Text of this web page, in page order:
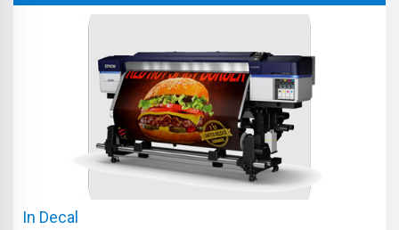
In Decal